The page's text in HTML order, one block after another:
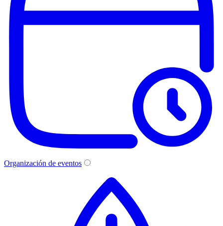
Organización de eventos